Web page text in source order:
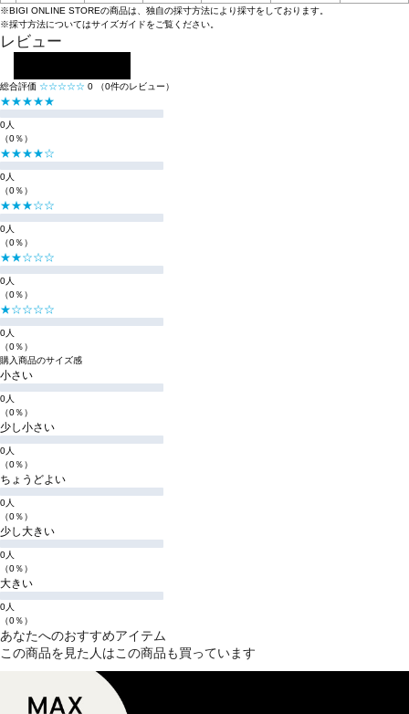
※BIGI ONLINE STOREの商品は、独自の採寸方法により採寸をしております。
※採寸方法についてはサイズガイドをご覧ください。
レビュー
総合評価 ☆☆☆☆☆ 0 （0件のレビュー）
★★★★★
0人
（0％）
★★★★☆
0人
（0％）
★★★☆☆
0人
（0％）
★★☆☆☆
0人
（0％）
★☆☆☆☆
0人
（0％）
購入商品のサイズ感
小さい
0人
（0％）
少し小さい
0人
（0％）
ちょうどよい
0人
（0％）
少し大きい
0人
（0％）
大きい
0人
（0％）
あなたへのおすすめアイテム
この商品を見た人はこの商品も買っています